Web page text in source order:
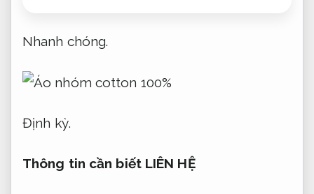
Nhanh chóng.
Định kỳ.
Thông tin cần biết LIÊN HỆ